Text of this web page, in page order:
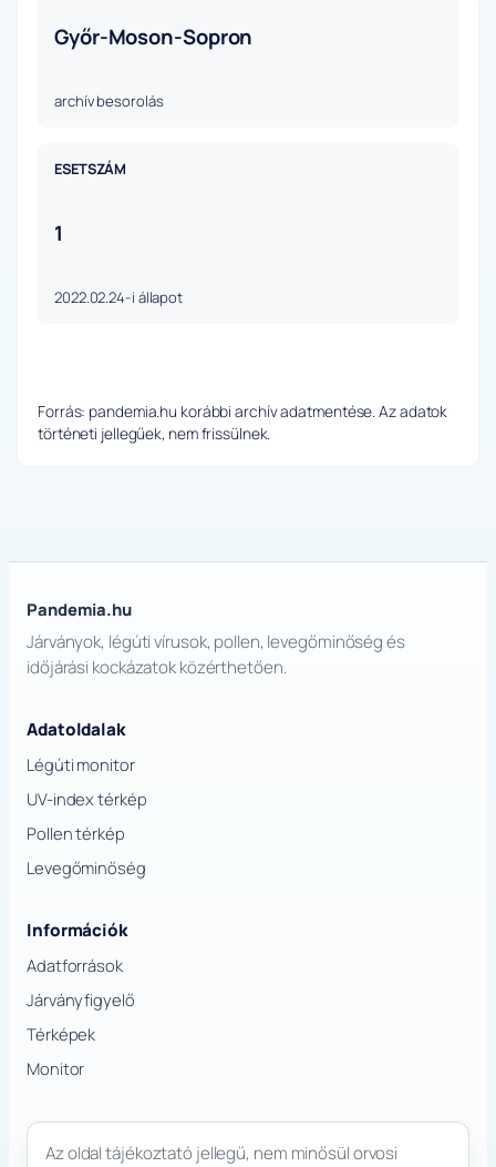
Győr-Moson-Sopron
archív besorolás
ESETSZÁM
1
2022.02.24-i állapot
Forrás: pandemia.hu korábbi archív adatmentése. Az adatok
történeti jellegűek, nem frissülnek.
Pandemia.hu
Járványok, légúti vírusok, pollen, levegőminőség és
időjárási kockázatok közérthetően.
Adatoldalak
Légúti monitor
UV-index térkép
Pollen térkép
Levegőminőség
Információk
Adatforrások
Járványfigyelő
Térképek
Monitor
Az oldal tájékoztató jellegű, nem minősül orvosi